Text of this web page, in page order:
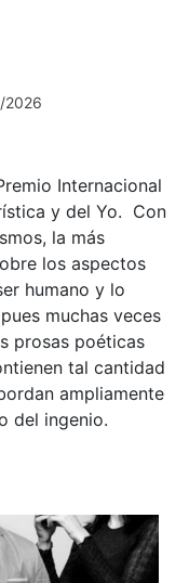
2026
Internacional
y del Yo. Con
la más
los aspectos
humano y lo
muchas veces
prosas poéticas
tal cantidad
ampliamente
del ingenio.